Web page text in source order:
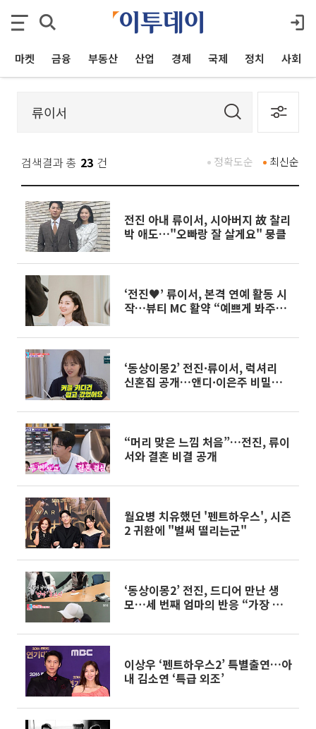
마켓 금융 부동산 산업 경제 국제 정치 사회
검색결과 총 23 건 최신순
정확도순
전진 아내 류이서, 시아버지 故 찰리
박 애도…"오빠랑 잘 살게요" 뭉클
‘전진♥’ 류이서, 본격 연예 활동 시
작…뷰티 MC 활약 “예쁘게 봐주세
‘동상이몽2’ 전진·류이서, 럭셔리
신혼집 공개…앤디·이은주 비밀연
“머리 맞은 느낌 처음”…전진, 류이
서와 결혼 비결 공개
월요병 치유했던 '펜트하우스', 시즌
2 귀환에 "벌써 떨리는군"
‘동상이몽2’ 전진, 드디어 만난 생
모…세 번째 엄마의 반응 “가장 축
이상우 ‘펜트하우스2’ 특별출연…아
내 김소연 ‘특급 외조’